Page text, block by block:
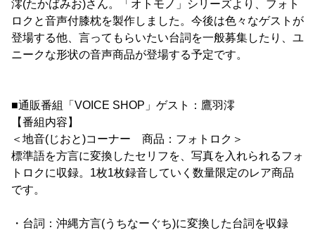
澪(たかばみお)さん。「オトモノ」シリーズより、フォト
ロクと音声付膝枕を製作しました。今後は色々なゲストが
登場する他、言ってもらいたい台詞を一般募集したり、ユ
ニークな形状の音声商品が登場する予定です。
■通販番組「VOICE SHOP」ゲスト：鷹羽澪
【番組内容】
＜地音(じおと)コーナー 商品：フォトロク＞
標準語を方言に変換したセリフを、写真を入れられるフォ
トロクに収録。1枚1枚録音していく数量限定のレア商品
です。
・台詞：沖縄方言(うちなーぐち)に変換した台詞を収録